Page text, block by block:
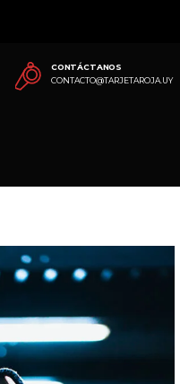
CONTÁCTANOS
CONTACTO@TARJETAROJA.UY